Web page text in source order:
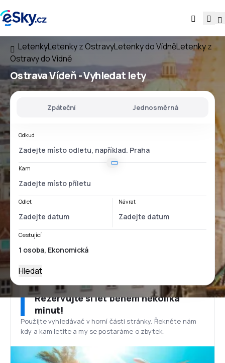
LetenkyLetenky z OstravyLetenky do VídněLetenky z
Ostravy do Vídně
Ostrava Vídeň- Vyhledat lety
Zpáteční Jednosměrná
Odkud
Kam
Odlet Návrat
Cestující
Hledat
Rezervujte si let během několika
minut!
Použijte vyhledávač v horní části stránky. Řekněte nám
kdy a kam letíte a my se postaráme o zbytek.